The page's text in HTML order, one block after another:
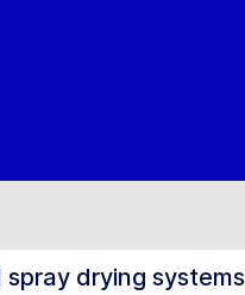
spray drying systems